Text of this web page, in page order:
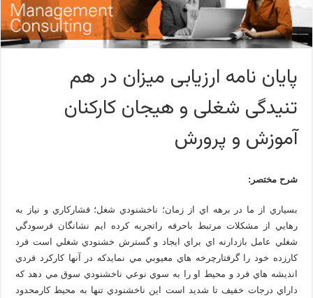
پایان نامه ارزیابی میزان در هم
تنیدگی شغلی و هیجان کارکنان
آموزش و پرورش
شرح مختصر:
بسياري از ما در برهه اي از زمان؛ ناخشنودي شغل؛ فشاركاري و نياز به
رهايي از مشكلات مرتبط باحرفه راتجربه كرده ايم نشانگان فرسودگي
شغلي عامل بازدارنه اي براي ايجاد و گسترش خشنودي شغلي است فرد
كارزده خود را گرفتارچرخه هاي معيوبي مي نمايدكه در آنها كاركرد فردي
انديشه هاي فرد و محيط او را به سوي نوعي ناخشنودي سوق مي دهد كه
داراي درجات خفيف تا شديد است اين ناخشنودي تنها به محيط كارمحدود